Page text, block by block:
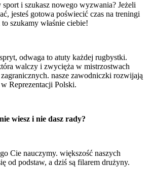
sport i szukasz nowego wyzwania? Jeżeli
jesteś gotowa poświecić czas na treningi
szukamy właśnie ciebie!
odwaga to atuty każdej rugbystki.
walczy i zwycięża w mistrzostwach
nasze zawodniczki rozwijają
Reprezentacji Polski.
wiesz i nie dasz rady?
Cie nauczymy. większość naszych
od podstaw, a dziś są filarem drużyny.